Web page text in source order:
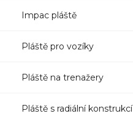
Impac pláště
Pláště pro vozíky
Pláště na trenažery
Pláště s radiální konstrukcí